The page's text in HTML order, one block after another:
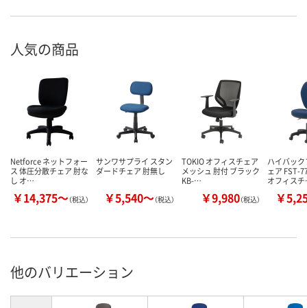
人気の商品
Netforce ネットフォー
ス 体圧分散チェア 肘な
し オ…
￥14,375～（税込）
サンワサプライ スタン
ダードチェア 肘無し
￥5,540～（税込）
TOKIO オフィスチェア
メッシュ 肘付 ブラック
KB-…
￥9,980（税込）
ハイバッ
ェア FST-
オフィス
￥
他のバリエーション